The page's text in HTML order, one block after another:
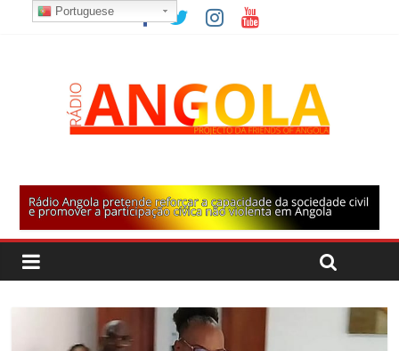
Portuguese